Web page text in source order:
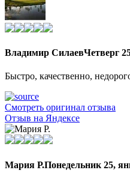
Владимир СилаевЧетверг
Быстро, качественно,
Смотреть оригинал отзыва
Отзыв на Яндексе
Мария Р.Понедельник 25,